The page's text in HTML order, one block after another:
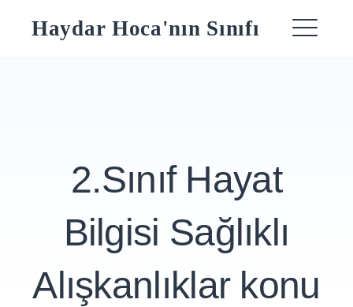
Haydar Hoca'nın Sınıfı
2.Sınıf Hayat
Bilgisi Sağlıklı
Alışkanlıklar konu